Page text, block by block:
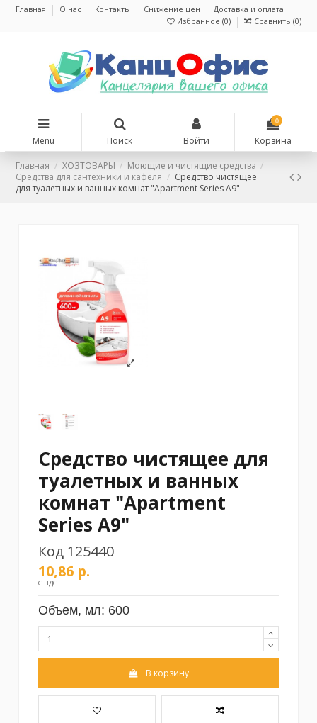
Главная О нас Контакты Снижение цен
Доставка и оплата
Избранное (0) Сравнить (0)
Menu Поиск Войти
0
Корзина
Главная ХОЗТОВАРЫ
Моющие и чистящие средства
Средства для сантехники и кафеля
Средство чистящее
для туалетных и ванных комнат "Apartment Series A9"
Средство чистящее для
туалетных и ванных
комнат "Apartment
Series A9"
Код 125440
10,86 р.
С НДС
Объем, мл: 600
В корзину